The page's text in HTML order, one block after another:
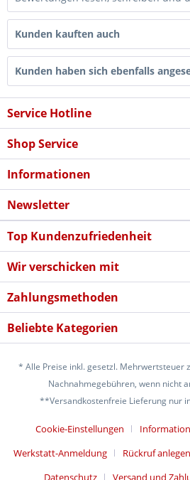
Kunden kauften auch
Kunden haben sich ebenfalls
Service Hotline
Shop Service
Informationen
Newsletter
Top Kundenzufriedenheit
Wir verschicken mit
Zahlungsmethoden
Beliebte Kategorien
* Alle Preise inkl. gesetzl. Mehrwertsteuer
Nachnahmegebühren, wenn nicht
**Versandkostenfreie Lieferung nur
Cookie-Einstellungen
Werkstatt-Anmeldung
Rückruf anlegen
Datenschutz
Versand und